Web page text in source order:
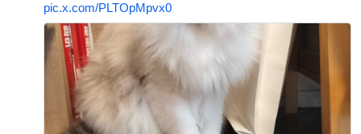
pic.x.com/PLTOpMpvx0